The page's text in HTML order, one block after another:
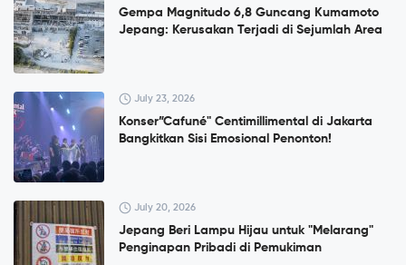
Gempa Magnitudo 6,8 Guncang Kumamoto
Jepang: Kerusakan Terjadi di Sejumlah Area
July 23, 2026
Konser”Cafuné" Centimillimental di Jakarta
Bangkitkan Sisi Emosional Penonton!
July 20, 2026
Jepang Beri Lampu Hijau untuk "Melarang"
Penginapan Pribadi di Pemukiman